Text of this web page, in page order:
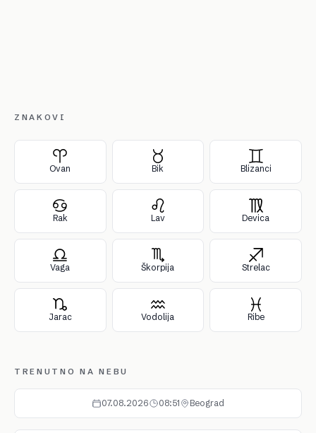
ZNAKOVI
Ovan Bik Blizanci
Rak Lav Devica
Vaga Škorpija Strelac
Jarac Vodolija Ribe
TRENUTNO NA NEBU
07.08.2026 08:51 Beograd